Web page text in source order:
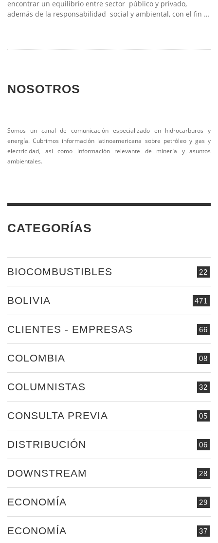
encontrar un equilibrio entre sector público y privado,
además de la responsabilidad social y ambiental, con el fin …
NOSOTROS
Somos un canal de comunicación especializado en hidrocarburos y
energía. Cubrimos información latinoamericana sobre petróleo y gas y
electricidad, así como información relevante de minería y asuntos
ambientales.
CATEGORÍAS
22
BIOCOMBUSTIBLES
471
BOLIVIA
66
CLIENTES - EMPRESAS
08
COLOMBIA
32
COLUMNISTAS
05
CONSULTA PREVIA
06
DISTRIBUCIÓN
28
DOWNSTREAM
29
ECONOMÍA
37
ECONOMÍA